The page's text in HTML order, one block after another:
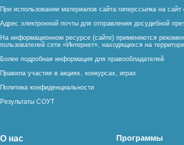
При использовании материалов сайта гиперссылка на сайт
Адрес электронной почты для отправления досудебной
На информационном ресурсе (сайте) применяются
пользователей сети «Интернет», находящихся на
Более подробная информация для правообладателей
Правила участия в акциях, конкурсах, играх
Политика конфиденциальности
Результаты СОУТ
О нас Программы